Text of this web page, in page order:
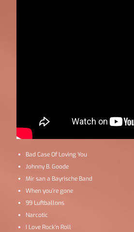
Bad Case Of Loving You
Johnny B. Goode
Mir san a Bayrische Band
When you’re gone
99 Luftballons
Narcotic
I Love Rock’n Roll